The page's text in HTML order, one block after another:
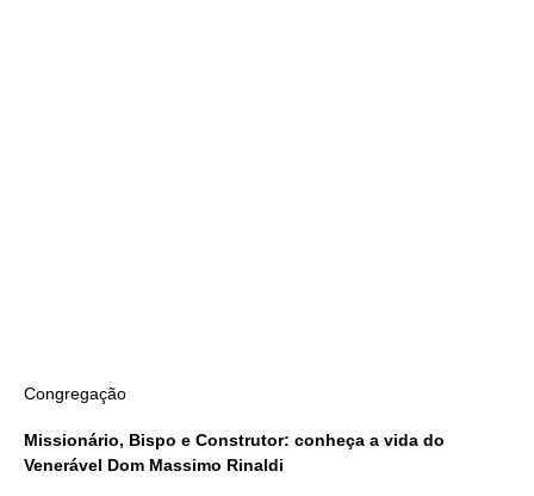
Congregação
Missionário, Bispo e Construtor: conheça a vida do
Venerável Dom Massimo Rinaldi